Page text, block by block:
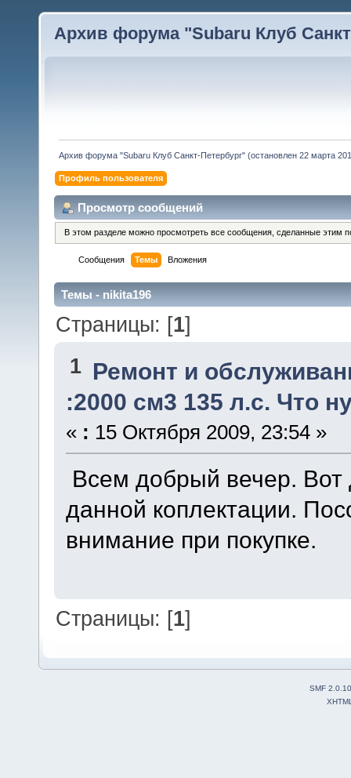
Архив форума "Subaru Клуб
Архив форума "Subaru Клуб Санкт-Петербург" (остановлен 22 марта
Профиль пользователя
Просмотр сообщений
В этом разделе можно просмотреть все сообщения, сделанные этим
Сообщения Темы Вложения
Темы - nikita196
Страницы: [1]
1 Ремонт и
:2000 см3 135 л.с. Что
« : 15 Октября 2009, 23:54 »
Всем добрый вечер.
данной коплектации.
внимание при покупке.
Страницы: [1]
SMF 2.0.10